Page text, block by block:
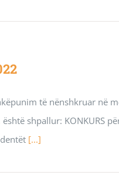
të nënshkruar në
shpallur: KONKURS
[...]